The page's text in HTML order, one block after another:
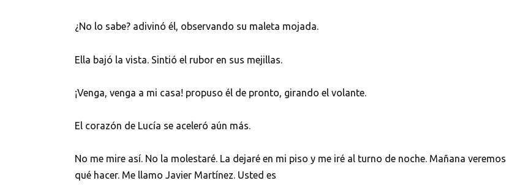
¿No lo sabe? adivinó él, observando su maleta mojada.
Ella bajó la vista. Sintió el rubor en sus mejillas.
¡Venga, venga a mi casa! propuso él de pronto, girando el volante.
El corazón de Lucía se aceleró aún más.
No me mire así. No la molestaré. La dejaré en mi piso y me iré al turno de noche. Mañana veremos
qué hacer. Me llamo Javier Martínez. Usted es